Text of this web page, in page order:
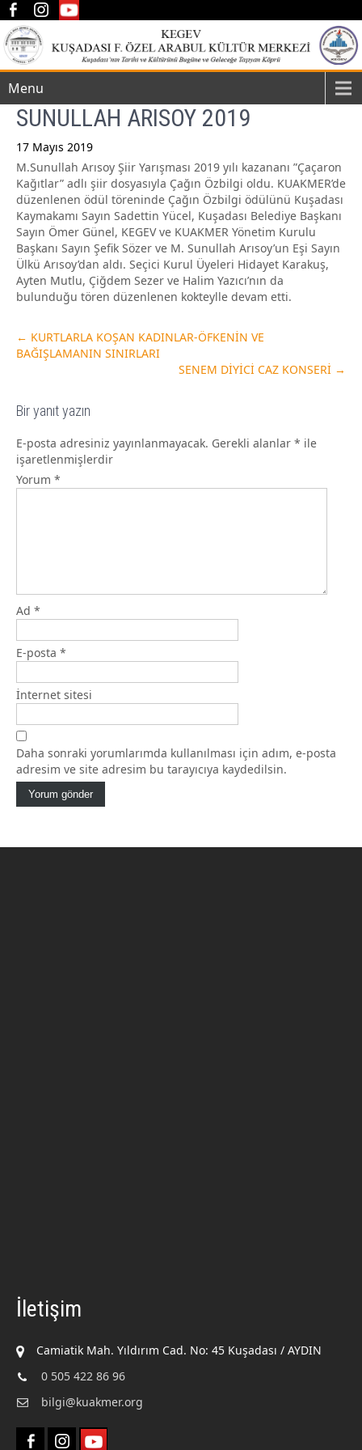
Menu
SUNULLAH ARISOY 2019
17 Mayıs 2019
M.Sunullah Arısoy Şiir Yarışması 2019 yılı kazananı ”Çaçaron
Kağıtlar” adlı şiir dosyasıyla Çağın Özbilgi oldu. KUAKMER’de
düzenlenen ödül töreninde Çağın Özbilgi ödülünü Kuşadası
Kaymakamı Sayın Sadettin Yücel, Kuşadası Belediye Başkanı
Sayın Ömer Günel, KEGEV ve KUAKMER Yönetim Kurulu
Başkanı Sayın Şefik Sözer ve M. Sunullah Arısoy’un Eşi Sayın
Ülkü Arısoy’dan aldı. Seçici Kurul Üyeleri Hidayet Karakuş,
Ayten Mutlu, Çiğdem Sezer ve Halim Yazıcı’nın da
bulunduğu tören düzenlenen kokteylle devam etti.
Post
navigation
← KURTLARLA KOŞAN KADINLAR-ÖFKENİN VE
BAĞIŞLAMANIN SINIRLARI
SENEM DİYİCİ CAZ KONSERİ →
Bir yanıt yazın
E-posta adresiniz yayınlanmayacak. Gerekli alanlar * ile
işaretlenmişlerdir
Yorum *
Ad *
E-posta *
İnternet sitesi
Daha sonraki yorumlarımda kullanılması için adım, e-posta
adresim ve site adresim bu tarayıcıya kaydedilsin.
İletişim
Camiatik Mah. Yıldırım Cad. No: 45 Kuşadası / AYDIN
0 505 422 86 96
bilgi@kuakmer.org